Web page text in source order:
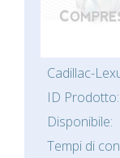
Cadillac-
ID Prodotto:
Disponibile:
Tempi di